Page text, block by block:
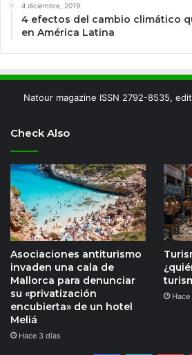
4 diciembre, 2019
4 efectos del cambio climático
en América Latina
Natour magazine ISSN 2792-8535,
Check Also
Asociaciones antiturismo
invaden una cala de
Mallorca para denunciar
su «privatización
encubierta» de un hotel
Meliá
Hace 3 días